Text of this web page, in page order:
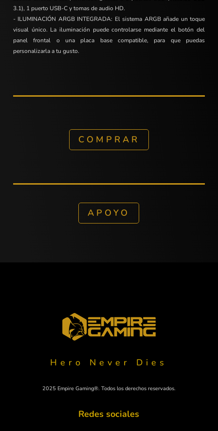
3.1), 1 puerto USB-C y tomas de audio HD.
- ILUMINACIÓN ARGB INTEGRADA: El sistema ARGB añade un toque
visual único. La iluminación puede controlarse mediante el botón del
panel frontal o una placa base compatible, para que puedas
personalizarla a tu gusto.
COMPRAR
APOYO
Hero Never Dies
2025 Empire Gaming®. Todos los derechos reservados.
Redes sociales